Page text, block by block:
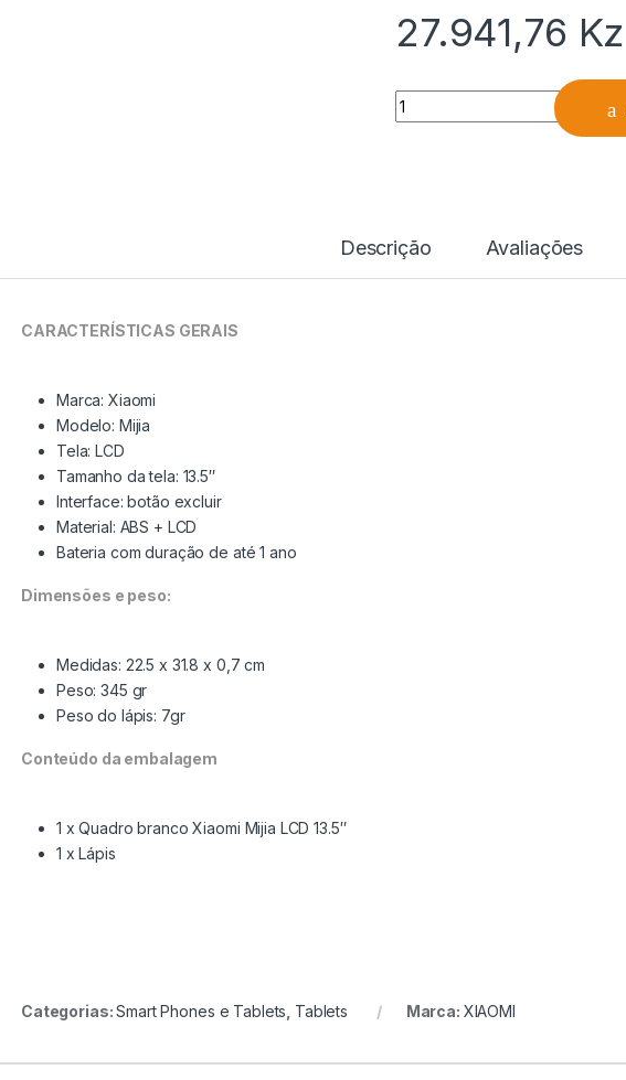
27.941,76 Kz
Quantidade
Descrição Avaliações
CARACTERÍSTICAS GERAIS
Marca: Xiaomi
Modelo: Mijia
Tela: LCD
Tamanho da tela: 13.5″
Interface: botão excluir
Material: ABS + LCD
Bateria com duração de até 1 ano
Dimensões e peso:
Medidas: 22.5 x 31.8 x 0,7 cm
Peso: 345 gr
Peso do lápis: 7gr
Conteúdo da embalagem
1 x Quadro branco Xiaomi Mijia LCD 13.5″
1 x Lápis
Categorias:Smart Phones e Tablets Tablets Marca: XIAOMI